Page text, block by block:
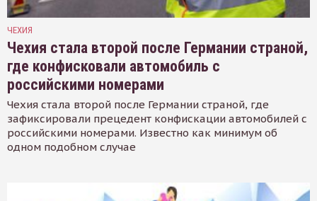
ЧЕХИЯ
Чехия стала второй после Германии страной,
где конфисковали автомобиль с
российскими номерами
Чехия стала второй после Германии страной, где
зафиксировали прецедент конфискации автомобилей с
российскими номерами. Известно как минимум об
одном подобном случае